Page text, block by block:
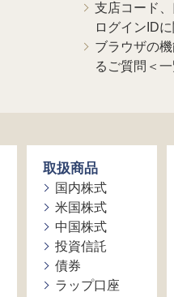
支店コード
ログインID
ブラウザの
るご質問＜
取扱商品
国内株式
米国株式
中国株式
投資信託
債券
ラップ口座